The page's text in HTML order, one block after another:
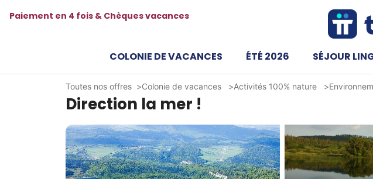
Paiement en 4 fois & Chèques vacances
COLONIE DE VACANCES ÉTÉ 2026 SÉJOUR
Toutes nos offres Colonie de vacances Activités 100% nature
Direction la mer !